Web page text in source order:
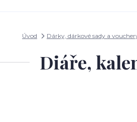
Úvod Dárky, dárkové sady a
Diáře,